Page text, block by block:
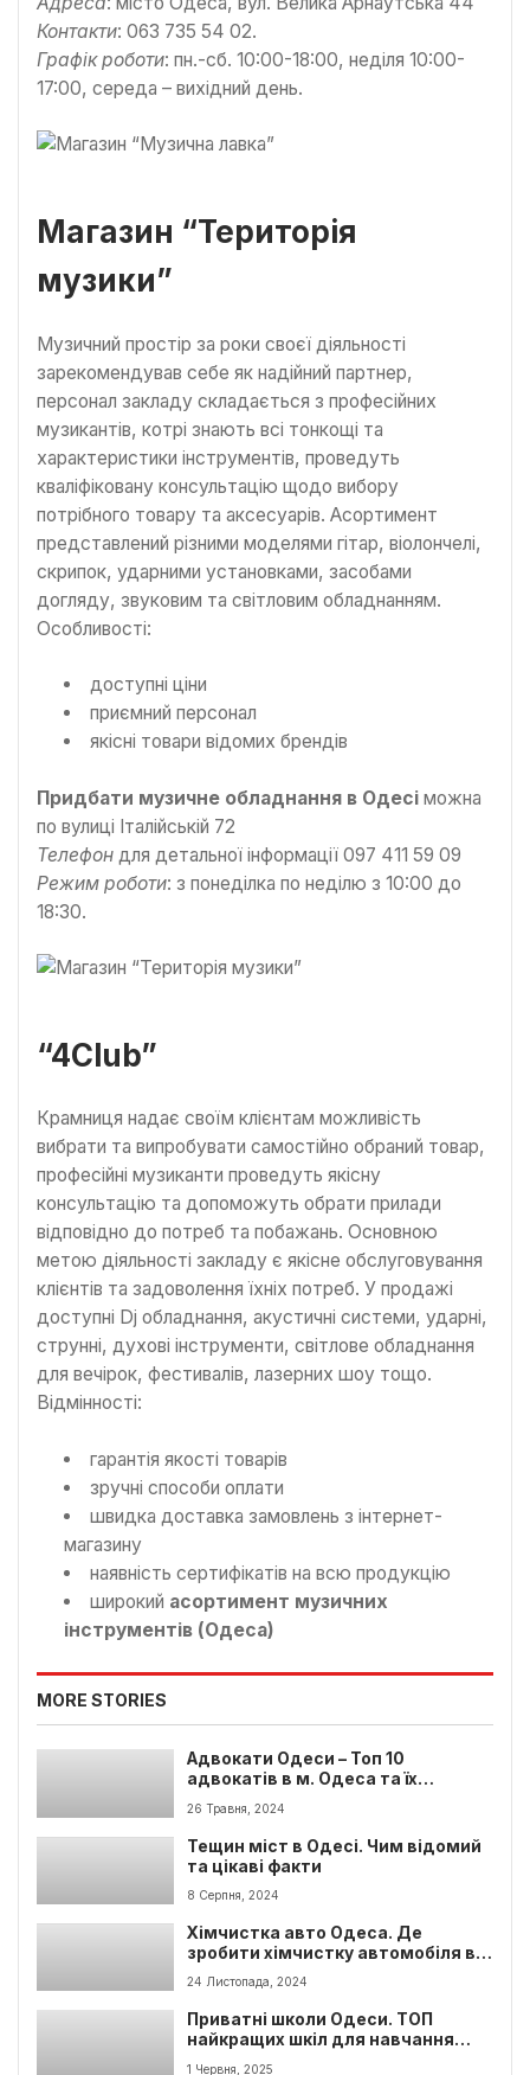
Контакти: 063 735 54 02.
Графік роботи: пн.-сб. 10:00-18:00, неділя 10:00-
17:00, середа – вихідний день.
Магазин “Територія
музики”
Музичний простір за роки своєї діяльності
зарекомендував себе як надійний партнер,
персонал закладу складається з професійних
музикантів, котрі знають всі тонкощі та
характеристики інструментів, проведуть
кваліфіковану консультацію щодо вибору
потрібного товару та аксесуарів. Асортимент
представлений різними моделями гітар, віолончелі,
скрипок, ударними установками, засобами
догляду, звуковим та світловим обладнанням.
Особливості:
доступні ціни
приємний персонал
якісні товари відомих брендів
Придбати музичне обладнання в Одесі можна
по вулиці Італійській 72
Телефон для детальної інформації 097 411 59 09
Режим роботи: з понеділка по неділю з 10:00 до
18:30.
“4Club”
Крамниця надає своїм клієнтам можливість
вибрати та випробувати самостійно обраний товар,
професійні музиканти проведуть якісну
консультацію та допоможуть обрати прилади
відповідно до потреб та побажань. Основною
метою діяльності закладу є якісне обслуговування
клієнтів та задоволення їхніх потреб. У продажі
доступні Dj обладнання, акустичні системи, ударні,
струнні, духові інструменти, світлове обладнання
для вечірок, фестивалів, лазерних шоу тощо.
Відмінності:
гарантія якості товарів
зручні способи оплати
швидка доставка замовлень з інтернет-
магазину
наявність сертифікатів на всю продукцію
широкий асортимент музичних
інструментів (Одеса)
MORE STORIES
Адвокати Одеси – Топ 10
адвокатів в м. Одеса та їх
контакти
26 Травня, 2024
Тещин міст в Одесі. Чим відомий
та цікаві факти
8 Серпня, 2024
Хімчистка авто Одеса. Де
зробити хімчистку автомобіля в
Одесі?
24 Листопада, 2024
Приватні школи Одеси. ТОП
найкращих шкіл для навчання
1 Червня, 2025